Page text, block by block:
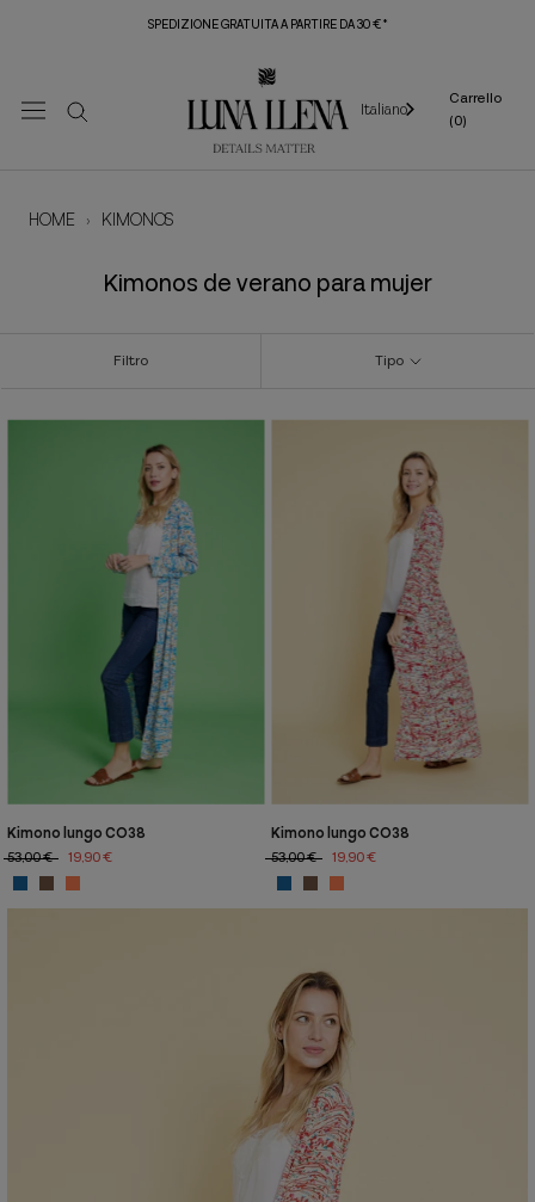
SPEDIZIONE GRATUITA A PARTIRE DA 30 €*
Italiano
Carrello
(0)
HOME › KIMONOS
Kimonos de verano para mujer
Filtro Tipo
Kimono lungo CO38
53,00 €
19,90 €
Kimono lungo CO38
53,00 €
19,90 €